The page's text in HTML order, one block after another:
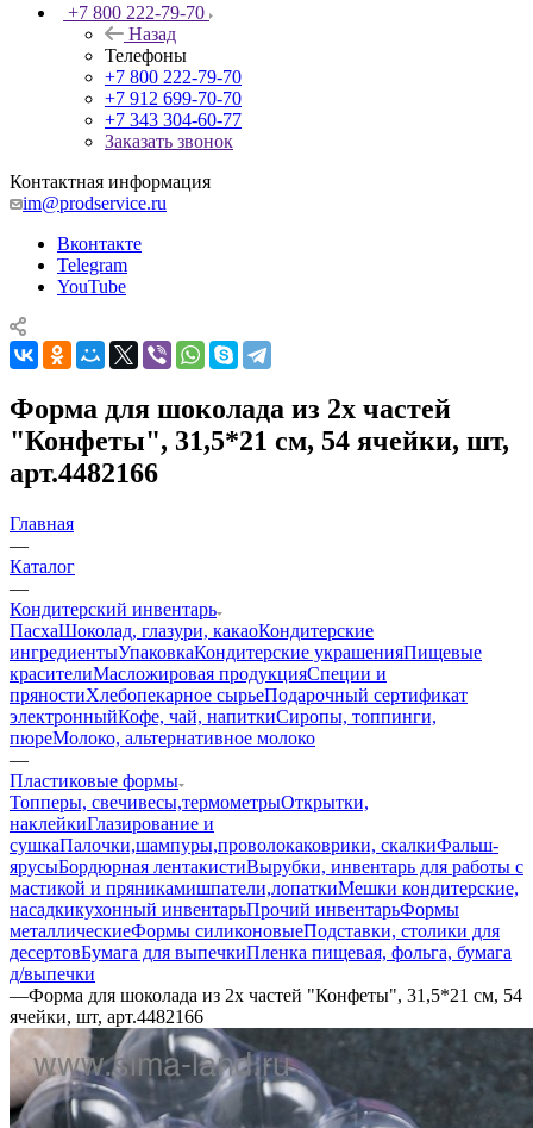
+7 800 222-79-70
Назад
Телефоны
+7 800 222-79-70
+7 912 699-70-70
+7 343 304-60-77
Заказать звонок
Контактная информация
im@prodservice.ru
Вконтакте
Telegram
YouTube
Форма для шоколада из 2х частей
"Конфеты", 31,5*21 см, 54 ячейки, шт,
арт.4482166
Главная
—
Каталог
—
Кондитерский инвентарь
ПасхаШоколад, глазури, какаоКондитерские
ингредиентыУпаковкаКондитерские украшенияПищевые
красителиМасложировая продукцияСпеции и
пряностиХлебопекарное сырьеПодарочный сертификат
электронныйКофе, чай, напиткиСиропы, топпинги,
пюреМолоко, альтернативное молоко
—
Пластиковые формы
Топперы, свечивесы,термометрыОткрытки,
наклейкиГлазирование и
сушкаПалочки,шампуры,проволокаковрики, скалкиФальш-
ярусыБордюрная лентакистиВырубки, инвентарь для работы с
мастикой и пряникамишпатели,лопаткиМешки кондитерские,
насадкикухонный инвентарьПрочий инвентарьФормы
металлическиеФормы силиконовыеПодставки, столики для
десертовБумага для выпечкиПленка пищевая, фольга, бумага
д/выпечки
—Форма для шоколада из 2х частей "Конфеты", 31,5*21 см, 54
ячейки, шт, арт.4482166